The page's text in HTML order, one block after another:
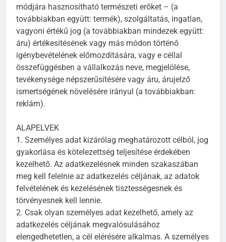
módjára hasznosítható természeti erőket – (a
továbbiakban együtt: termék), szolgáltatás, ingatlan,
vagyoni értékű jog (a továbbiakban mindezek együtt:
áru) értékesítésének vagy más módon történő
igénybevételének előmozdítására, vagy e céllal
összefüggésben a vállalkozás neve, megjelölése,
tevékenysége népszerűsítésére vagy áru, árujelző
ismertségének növelésére irányul (a továbbiakban:
reklám).
ALAPELVEK
1. Személyes adat kizárólag meghatározott célból, jog
gyakorlása és kötelezettség teljesítése érdekében
kezelhető. Az adatkezelésnek minden szakaszában
meg kell felelnie az adatkezelés céljának, az adatok
felvételének és kezelésének tisztességesnek és
törvényesnek kell lennie.
2. Csak olyan személyes adat kezelhető, amely az
adatkezelés céljának megvalósulásához
elengedhetetlen, a cél elérésére alkalmas. A személyes